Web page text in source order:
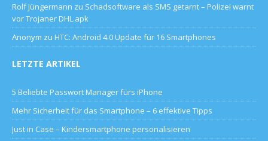
Rolf Jüngermann zu Schadsoftware als SMS getarnt – Polizei warnt
vor Trojaner DHL.apk
Anonym zu HTC: Android 4.0 Update für 16 Smartphones
LETZTE ARTIKEL
5 Beliebte Passwort Manager fürs iPhone
Mehr Sicherheit für das Smartphone – 6 effektive Tipps
Just in Case – Kindersmartphone personalisieren